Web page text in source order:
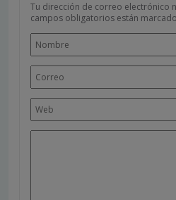
Tu dirección de correo electrónico
campos obligatorios están